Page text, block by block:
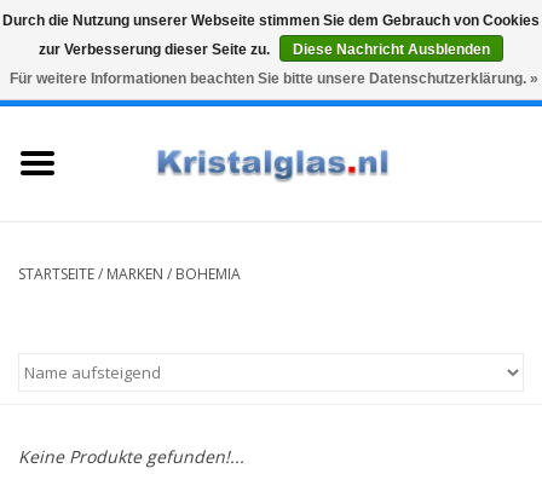
Snelle levering
Graveren
0 Artikel - €0,00
STARTSEITE/ MARKEN / BOHEMIA
Keine Produkte gefunden!...
Durch die Nutzung unserer Webseite stimmen Sie dem Gebrauch von Cookies
zur Verbesserung dieser Seite zu.
Diese Nachricht Ausblenden
Für weitere Informationen beachten Sie bitte unsere Datenschutzerklärung. »